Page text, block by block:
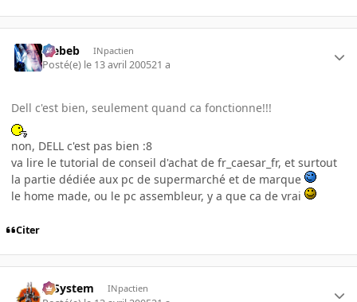
Trebeb INpactien
Posté(e) le 13 avril 200521 a
Dell c'est bien, seulement quand ca fonctionne!!!
non, DELL c'est pas bien :8
va lire le tutorial de conseil d'achat de fr_caesar_fr, et surtout
la partie dédiée aux pc de supermarché et de marque
le home made, ou le pc assembleur, y a que ca de vrai
Citer
X-System INpactien